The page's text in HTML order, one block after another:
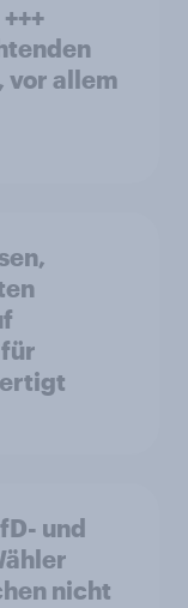
vor allem
und
nicht